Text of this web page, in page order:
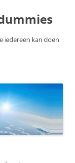
iedereen kan doen